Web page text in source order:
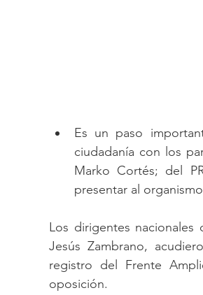
Es un paso
ciudadanía con los
Marko Cortés; del
presentar al
Los dirigentes
Jesús Zambrano,
registro del Frente
oposición.